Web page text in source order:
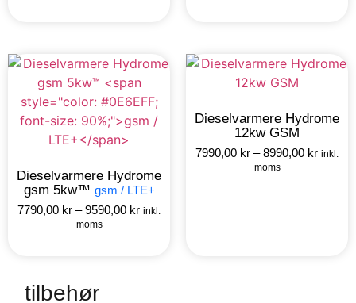
Dieselvarmere Hydrome
gsm 5kw™ gsm / LTE+
7790,00 kr –9590,00 kr inkl.
moms
Dieselvarmere Hydrome
12kw GSM
7990,00 kr –8990,00 kr inkl.
moms
tilbehør